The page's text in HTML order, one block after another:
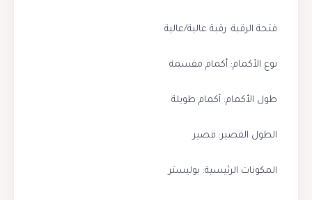
فتحة الرقبة: رقبة عالية/عالية
نوع الأكمام: أكمام مقسمة
طول الأكمام: أكمام طويلة
الطول القصير: قصير
المكونات الرئيسية: بوليستر